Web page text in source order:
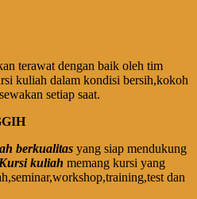
terawat dengan baik oleh tim
kuliah dalam kondisi bersih,kokoh
setiap saat.
berkualitas yang siap mendukung
Kursi kuliah memang kursi yang
dan